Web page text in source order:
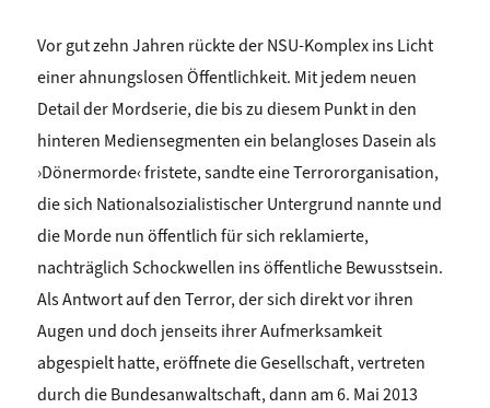
Vor gut zehn Jahren rückte der NSU-Komplex ins Licht
einer ahnungslosen Öffentlichkeit. Mit jedem neuen
Detail der Mordserie, die bis zu diesem Punkt in den
hinteren Mediensegmenten ein belangloses Dasein als
›Dönermorde‹ fristete, sandte eine Terrororganisation,
die sich Nationalsozialistischer Untergrund nannte und
die Morde nun öffentlich für sich reklamierte,
nachträglich Schockwellen ins öffentliche Bewusstsein.
Als Antwort auf den Terror, der sich direkt vor ihren
Augen und doch jenseits ihrer Aufmerksamkeit
abgespielt hatte, eröffnete die Gesellschaft, vertreten
durch die Bundesanwaltschaft, dann am 6. Mai 2013